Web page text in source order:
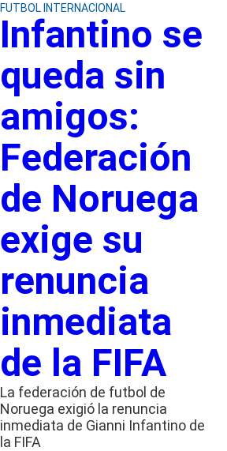
FUTBOL INTERNACIONAL
Infantino se
queda sin
amigos:
Federación
de Noruega
exige su
renuncia
inmediata
de la FIFA
La federación de futbol de
Noruega exigió la renuncia
inmediata de Gianni Infantino de
la FIFA